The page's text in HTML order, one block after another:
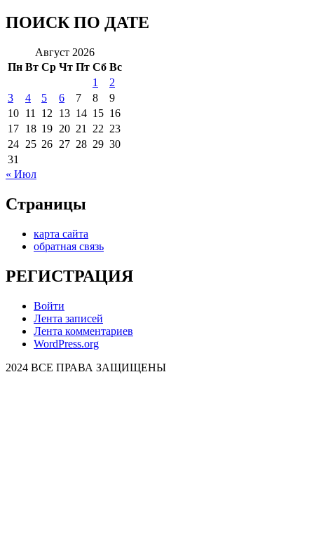
ПОИСК ПО ДАТЕ
Август 2026
Пн Вт Ср Чт Пт Сб Вс
1
2
3
4 5 6 7 8
9
10 11 12 13 14 15 16
17 18 19 20 21 22 23
24 25 26 27 28 29 30
31
« Июл
Страницы
карта сайта
обратная связь
РЕГИСТРАЦИЯ
Войти
Лента записей
Лента комментариев
WordPress.org
2024 ВСЕ ПРАВА ЗАЩИЩЕНЫ